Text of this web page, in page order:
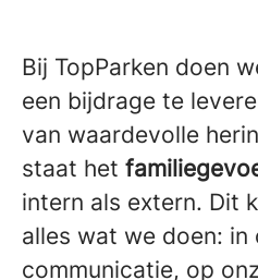
Bij TopParken doen
een bijdrage te
van waardevolle
staat het
intern als extern. Dit
alles wat we doen: in
communicatie, op